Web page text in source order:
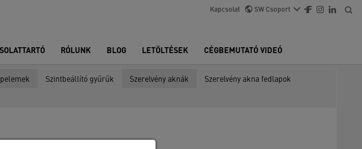
Kapcsolat SW Csoport
RÓLUNK BLOG LETÖLTÉSEK CÉGBEMUTATÓ VIDEÓ
Szintbeállító gyűrűk Szerelvény aknák
Szerelvény akna fedlapok